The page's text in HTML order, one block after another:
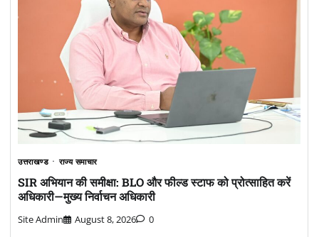
उत्तराखण्ड राज्य समाचार
SIR अभियान की समीक्षा: BLO और फील्ड स्टाफ को प्रोत्साहित करें
अधिकारी—मुख्य निर्वाचन अधिकारी
Site Admin August 8, 2026 0